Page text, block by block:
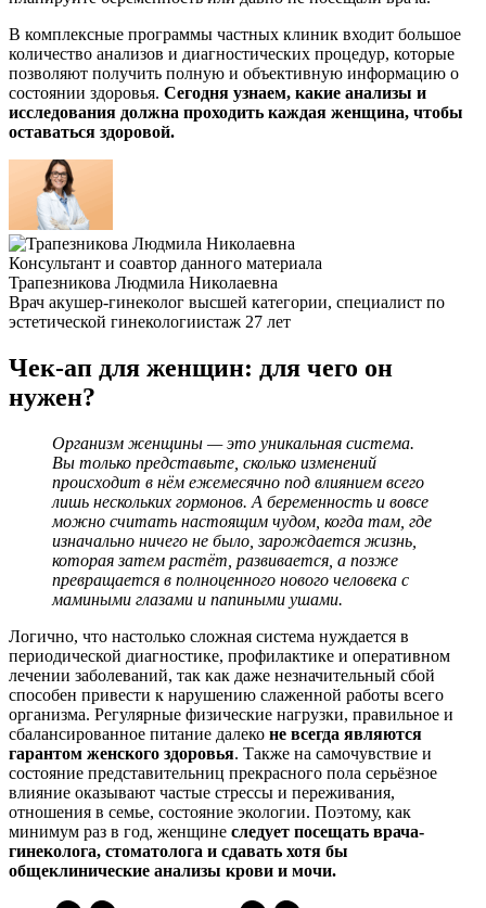
В комплексные программы частных клиник входит большое
количество анализов и диагностических процедур, которые
позволяют получить полную и объективную информацию о
состоянии здоровья. Сегодня узнаем, какие анализы и
исследования должна проходить каждая женщина, чтобы
оставаться здоровой.
Консультант и соавтор данного материала
Трапезникова Людмила Николаевна
Врач акушер-гинеколог высшей категории, специалист по
эстетической гинекологиистаж 27 лет
Чек-ап для женщин: для чего он
нужен?
Организм женщины — это уникальная система.
Вы только представьте, сколько изменений
происходит в нём ежемесячно под влиянием всего
лишь нескольких гормонов. А беременность и вовсе
можно считать настоящим чудом, когда там, где
изначально ничего не было, зарождается жизнь,
которая затем растёт, развивается, а позже
превращается в полноценного нового человека с
мамиными глазами и папиными ушами.
Логично, что настолько сложная система нуждается в
периодической диагностике, профилактике и оперативном
лечении заболеваний, так как даже незначительный сбой
способен привести к нарушению слаженной работы всего
организма. Регулярные физические нагрузки, правильное и
сбалансированное питание далеко не всегда являются
гарантом женского здоровья. Также на самочувствие и
состояние представительниц прекрасного пола серьёзное
влияние оказывают частые стрессы и переживания,
отношения в семье, состояние экологии. Поэтому, как
минимум раз в год, женщине следует посещать врача-
гинеколога, стоматолога и сдавать хотя бы
общеклинические анализы крови и мочи.